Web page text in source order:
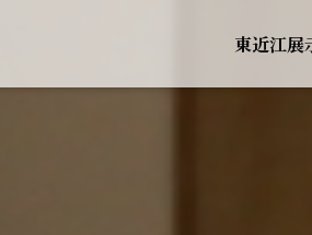
東近江展